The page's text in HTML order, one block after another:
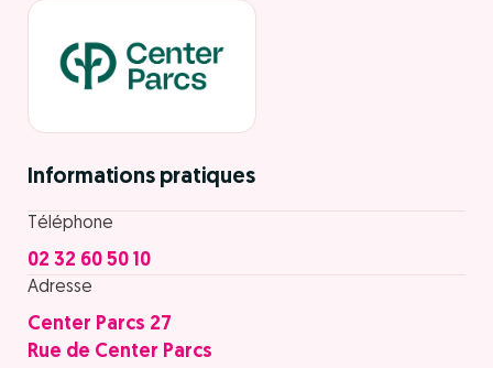
Informations pratiques
Téléphone
02 32 60 50 10
Adresse
Center Parcs 27
Rue de Center Parcs